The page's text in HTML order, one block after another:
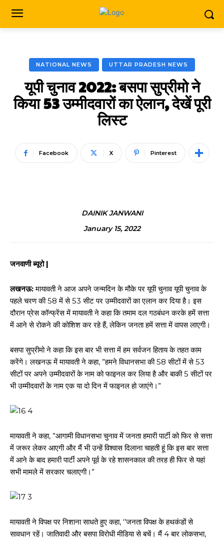
NATIONAL NEWS UTTAR PRADESH NEWS
यूपी चुनाव 2022: बसपा सुप्रीमो ने
किया 53 उम्मीदवारों का ऐलान, देखें पूरी
लिस्ट
Facebook X Pinterest
DAINIK JANWANI
January 15, 2022
जनवाणी ब्यूरो |
लखनऊ:मायावती ने आज अपने जन्मदिन के मौके पर यूपी चुनाव यूपी चुनाव के
पहले चरण की 58 में से 53 सीट पर उम्मीदवारों का एलान कर दिया है। इस
दौरान प्रेस कॉन्फ्रेंस में मायावती ने कहा कि तमाम दल गठबंधन करके हमें सत्ता
में आने से रोकने की कोशिश कर रहे हैं, लेकिन जनता हमें सत्ता में वापस लाएगी।
बसपा सुप्रीमो ने कहा कि इस बार भी सत्ता में हम सर्वजन हिताय के तहत काम
करेंगे। लखनऊ में मायावती ने कहा, ”हमने विधानसभा की 58 सीटों में से 53
सीटों पर अपने उम्मीदवारों के नाम को फाइनल कर लिया है और बाकी 5 सीटों पर
भी उम्मीदवारों के नाम एक या दो दिन में फाइनल हो जाएंगे।”
मायावती ने कहा, ”आगामी विधानसभा चुनाव में जनता हमारी पार्टी को फिर से सत्ता
में जरूर लेकर आएगी और मैं भी उन्हें विश्वास दिलाना चाहती हूं कि इस बार सत्ता
में आने के बाद हमारी पार्टी अपने पूर्व के रहे शासनकाल की तरह ही फिर से यहां
सभी मामले में सरकार चलाएगी।”
मायावती ने विपक्ष पर निशाना साधते हुए कहा, ‘’जनता विपक्ष के हथकंडों से
सावधान रहें। जातिवादी और बसपा विरोधी मीडिया से बचें। मैं 4 बार लोकसभा,